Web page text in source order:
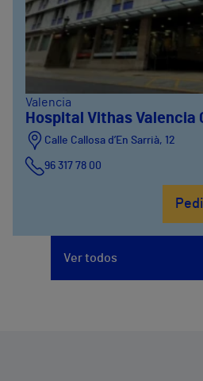
Valencia
Hospital Vithas Valencia
Calle Callosa d’En Sarrià, 12
96 317 78 00
Ver todos